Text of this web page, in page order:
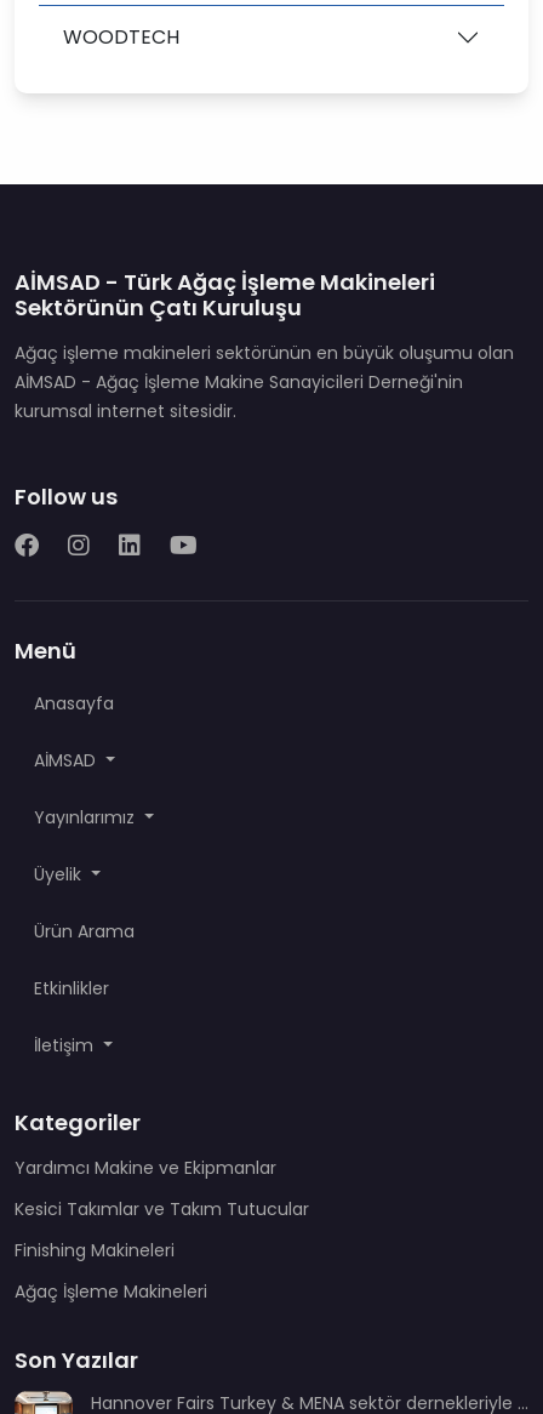
WOODTECH
AİMSAD - Türk Ağaç İşleme Makineleri
Sektörünün Çatı Kuruluşu
Ağaç işleme makineleri sektörünün en büyük oluşumu olan
AİMSAD - Ağaç İşleme Makine Sanayicileri Derneği'nin
kurumsal internet sitesidir.
Follow us
Menü
Anasayfa
AİMSAD
Yayınlarımız
Üyelik
Ürün Arama
Etkinlikler
İletişim
Kategoriler
Yardımcı Makine ve Ekipmanlar
Kesici Takımlar ve Takım Tutucular
Finishing Makineleri
Ağaç İşleme Makineleri
Son Yazılar
Hannover Fairs Turkey & MENA sektör dernekleriyle bir araya geldi